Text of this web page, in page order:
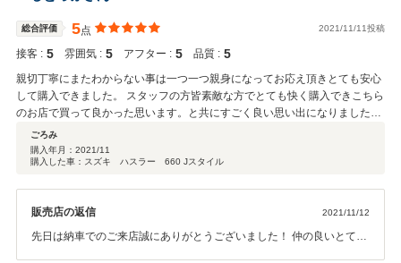
総合評価 5点 2021/11/11投稿
接客 : 5 雰囲気 : 5 アフター : 5 品質 : 5
親切丁寧にまたわからない事は一つ一つ親身になってお応え頂きとても安心
して購入できました。 スタッフの方皆素敵な方でとても快く購入できこちら
のお店で買って良かった思います。と共にすごく良い思い出になりました。
いい車をありがとうございます！
ごろみ
購入年月： 2021/11
購入した車：スズキ ハスラー 660 Jスタイル
販売店の返信 2021/11/12
先日は納車でのご来店誠にありがとうございました！ 仲の良いとても